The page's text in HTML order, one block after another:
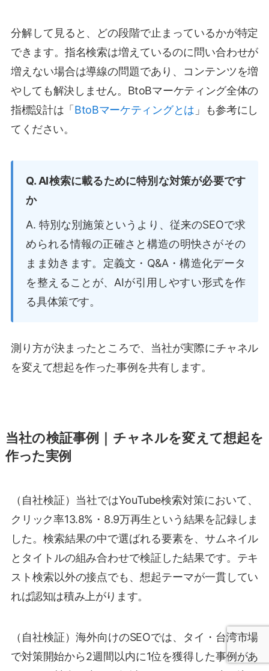
分解して見ると、どの段階で止まっているかが特定
できます。指名検索は増えているのに問い合わせが
増えない場合は導線の問題であり、コンテンツを増
やしても解決しません。BtoBマーケティング全体の
指標設計は「 BtoBマーケティングとは 」も参考にし
てください。
Q. AI検索に載るために特別な対策が必要です
か
A. 特別な別施策というより、従来のSEOで求
められる情報の正確さと構造の明快さがその
まま効きます。定義文・Q&A・構造化データ
を整えることが、AIが引用しやすい形式を作
る具体策です。
測り方が決まったところで、当社が実際にチャネル
を変えて想起を作った事例を共有します。
当社の検証事例｜チャネルを変えて想起を
作った実例
（自社検証）当社ではYouTube検索対策において、
クリック率13.8%・8.9万再生という結果を記録しま
した。検索結果の中で選ばれる要素を、サムネイル
とタイトルの組み合わせで検証した結果です。テキ
スト検索以外の接点でも、想起テーマが一貫してい
れば認知は積み上がります。
（自社検証）海外向けのSEOでは、タイ・台湾市場
で対策開始から2週間以内に1位を獲得した事例があ